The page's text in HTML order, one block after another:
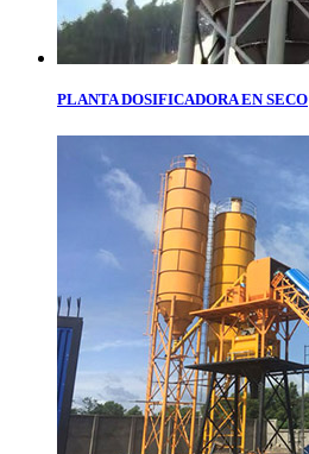
PLANTA DOSIFICADORA EN SECO